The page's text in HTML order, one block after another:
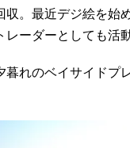
収。最近デジ絵を始
ーダーとしても活動
暮れのベイサイドプ